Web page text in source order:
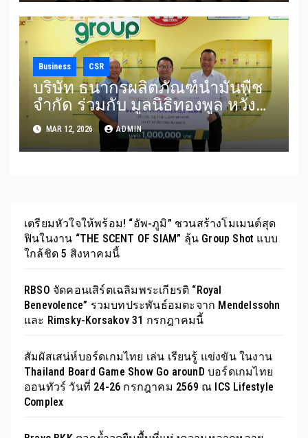
Business CSR
บริษัท ธนากรผลิตภัณฑ์น้ำมันพืช
จำกัด ร่วมกับ มูลนิธิทองพูล หวั่ง
หลี มอบเงิน 1 ล้านบาทสนับสนุน
เครื่องมือแพทย์ คณะแพทยศาสตร์
มหาวิทยาลัยสงขลานครินทร์
MAR 12, 2026 ADMIN
เตรียมหัวใจให้พร้อม! “อัพ-ภูมิ” ชวนสร้างโมเมนต์สุด
ฟินในงาน “THE SCENT OF SIAM” ลุ้น Group Shot แบบ
ใกล้ชิด 5 สิงหาคมนี้
RBSO จัดคอนเสิร์ตเฉลิมพระเกียรติ “Royal
Benevolence” รวมบทประพันธ์อมตะจาก Mendelssohn
และ Rimsky-Korsakov 31 กรกฎาคมนี้
สัมผัสเสน่ห์บอร์ดเกมไทย เล่น เรียนรู้ แข่งขัน ในงาน
Thailand Board Game Show Go arounD บอร์ดเกมไทย
ออนทัวร์ วันที่ 24-26 กรกฎาคม 2569 ณ ICS Lifestyle
Complex